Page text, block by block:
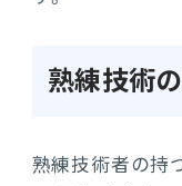
熟練技術
熟練技術者の持